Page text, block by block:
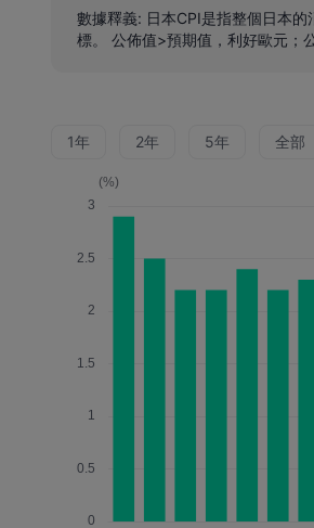
數據釋義: 日本CPI是指整個日本
標。 公佈值>預期值，利好歐元；
1年 2年 5年 全部